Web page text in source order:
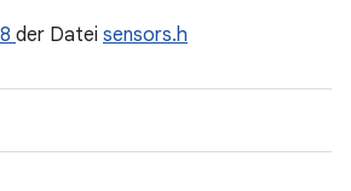
der Datei sensors.h